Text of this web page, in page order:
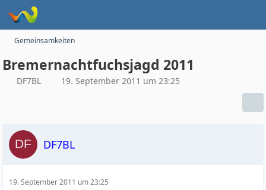
Gemeinsamkeiten
Bremernachtfuchsjagd 2011
DF7BL 19. September 2011 um 23:25
DF7BL
19. September 2011 um 23:25